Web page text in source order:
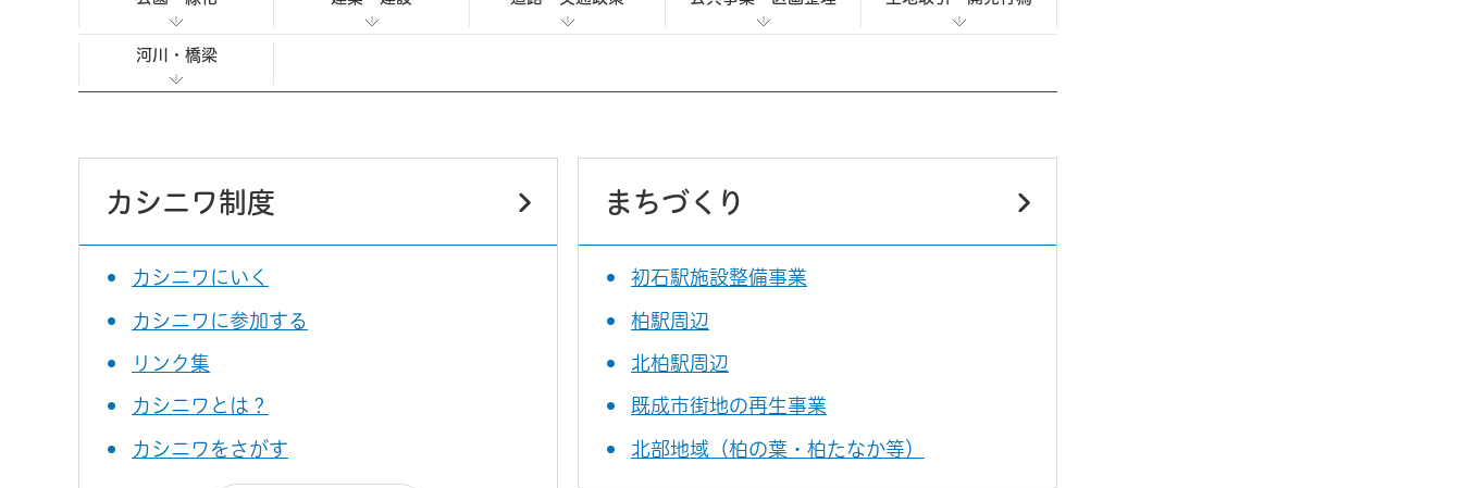
河川・橋梁
カシニワ制度
カシニワにいく
カシニワに参加する
リンク集
カシニワとは？
カシニワをさがす
まちづくり
初石駅施設整備事業
柏駅周辺
北柏駅周辺
既成市街地の再生事業
北部地域（柏の葉・柏たなか等）